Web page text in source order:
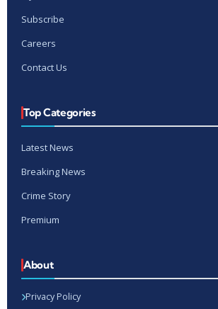
Subscribe
Careers
Contact Us
Top Categories
Latest News
Breaking News
Crime Story
Premium
About
Privacy Policy